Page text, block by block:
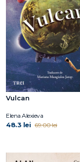
Vulcan
Elena Alexieva
48.3 lei 69.00 lei